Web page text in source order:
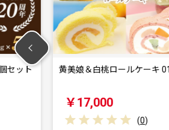
ルケーキ 019-002
山梨県産 シャイ
￥15,000